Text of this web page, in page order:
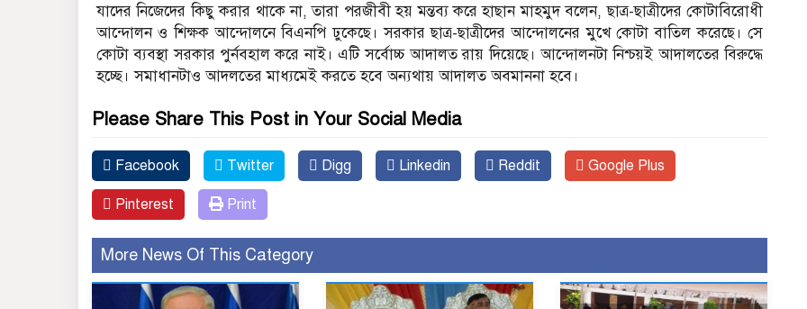
যাদের নিজেদের কিছু করার থাকে না, তারা পরজীবী হয় মন্তব্য করে হাছান মাহমুদ বলেন, ছাত্র-ছাত্রীদের কোটাবিরোধী
আন্দোলন ও শিক্ষক আন্দোলনে বিএনপি ঢুকেছে। সরকার ছাত্র-ছাত্রীদের আন্দোলনের মুখে কোটা বাতিল করেছে। সে
কোটা ব্যবস্থা সরকার পুর্নবহাল করে নাই। এটি সর্বোচ্চ আদালত রায় দিয়েছে। আন্দোলনটা নিশ্চয়ই আদালতের বিরুদ্ধে
হচ্ছে। সমাধানটাও আদলতের মাধ্যমেই করতে হবে অন্যথায় আদালত অবমাননা হবে।
Please Share This Post in Your Social Media
Facebook Twitter Digg Linkedin Reddit Google Plus
Pinterest Print
More News Of This Category